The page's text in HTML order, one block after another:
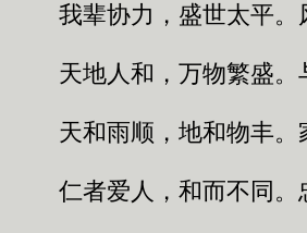
我辈协力，盛世太平。
天地人和，万物繁盛。
天和雨顺，地和物丰。
仁者爱人，和而不同。